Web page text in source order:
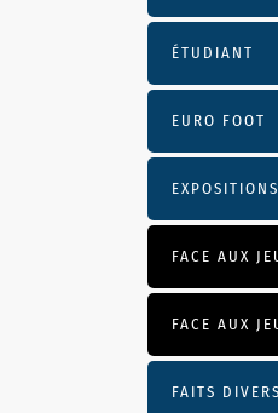
ÉTUDIANT
EURO FOOT
EXPOSITIONS
FACE AUX
FACE AUX
FAITS DIVERS